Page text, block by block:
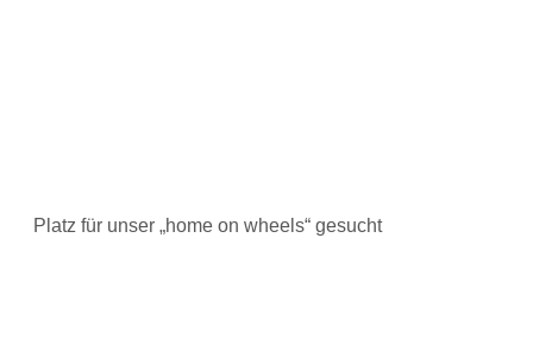
Platz für unser „home on wheels“ gesucht